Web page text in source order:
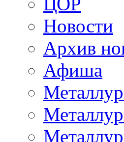
Новости
Архив
Афиша